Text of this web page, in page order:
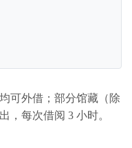
可外借；部分馆藏（除
，每次借阅 3 小时。